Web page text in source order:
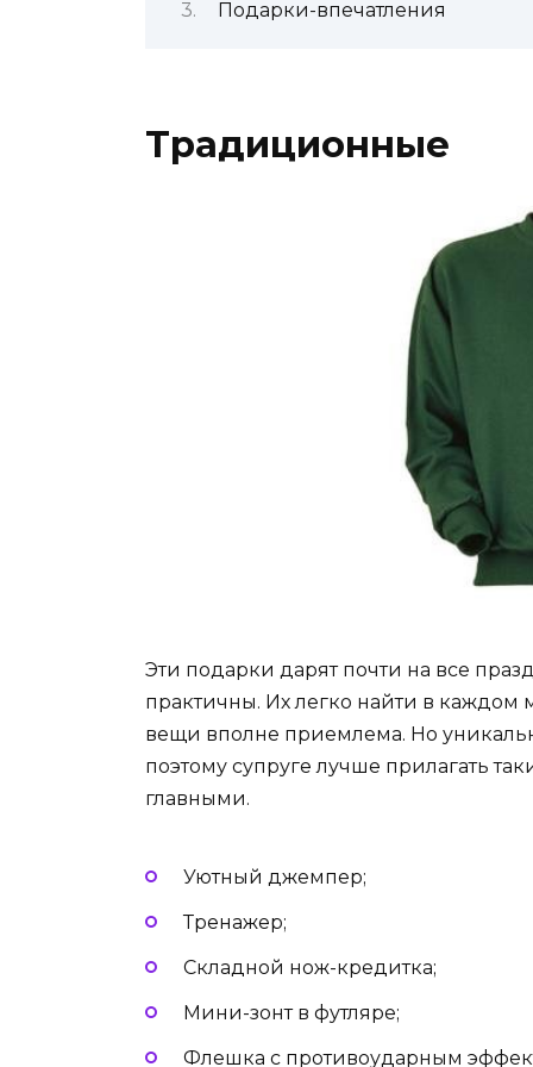
Подарки-впечатления
Традиционные
Эти подарки дарят почти на все
практичны. Их легко найти в каждом
вещи вполне приемлема. Но
поэтому супруге лучше прилагать
главными.
Уютный джемпер;
Тренажер;
Складной нож-кредитка;
Мини-зонт в футляре;
Флешка с противоударным